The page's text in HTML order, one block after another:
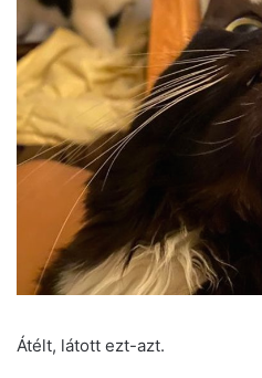
Átélt, látott ezt-azt.